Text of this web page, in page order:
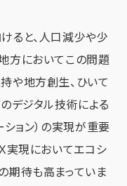
ると、人口減少や少
方においてこの問題
や地方創生、ひいて
デジタル技術による
ション）の実現が重要
実現においてエコシ
期待も高まっていま